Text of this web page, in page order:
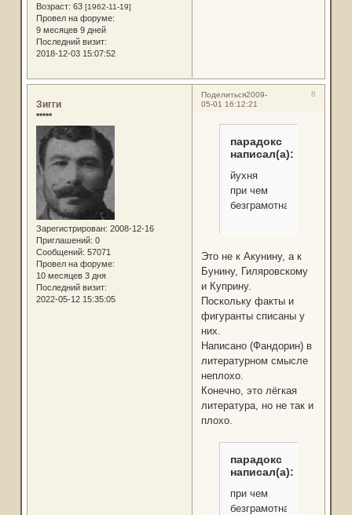
Возраст: 63 [1962-11-19]
Провел на форуме:
9 месяцев 9 дней
Последний визит:
2018-12-03 15:07:52
Поделиться 8
2009-
05-01 16:12:21
Зигги
*****
Зарегистрирован: 2008-12-16
Приглашений: 0
Сообщений: 57071
Провел на форуме:
10 месяцев 3 дня
Последний визит:
2022-05-12 15:35:05
парадокс
написал(а):
йухня
при чем
безграмотная
Это не к Акунину, а к
Бунину, Гиляровскому
и Куприну.
Поскольку факты и
фигуранты списаны у
них.
Написано (Фандорин) в
литературном смысле
неплохо.
Конечно, это лёгкая
литература, но не так и
плохо.
парадокс
написал(а):
при чем
безграмотная